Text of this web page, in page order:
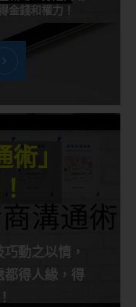
金錢和權力！
」
動之以情，
都得人緣，得